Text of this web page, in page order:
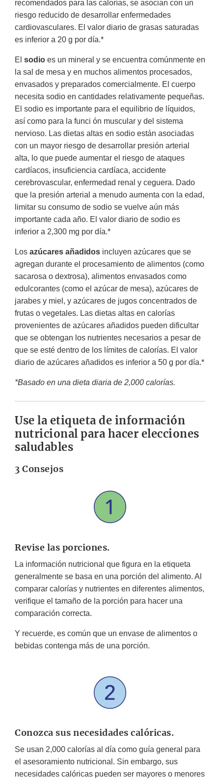
recomendados para las calorías, se asocian con un
riesgo reducido de desarrollar enfermedades
cardiovasculares. El valor diario de grasas saturadas
es inferior a 20 g por día.*
El sodio es un mineral y se encuentra comúnmente en
la sal de mesa y en muchos alimentos procesados,
envasados y preparados comercialmente. El cuerpo
necesita sodio en cantidades relativamente pequeñas.
El sodio es importante para el equilibrio de líquidos,
así como para la funci ón muscular y del sistema
nervioso. Las dietas altas en sodio están asociadas
con un mayor riesgo de desarrollar presión arterial
alta, lo que puede aumentar el riesgo de ataques
cardíacos, insuficiencia cardíaca, accidente
cerebrovascular, enfermedad renal y ceguera. Dado
que la presión arterial a menudo aumenta con la edad,
limitar su consumo de sodio se vuelve aún más
importante cada año. El valor diario de sodio es
inferior a 2,300 mg por día.*
Los azúcares añadidos incluyen azúcares que se
agregan durante el procesamiento de alimentos (como
sacarosa o dextrosa), alimentos envasados como
edulcorantes (como el azúcar de mesa), azúcares de
jarabes y miel, y azúcares de jugos concentrados de
frutas o vegetales. Las dietas altas en calorías
provenientes de azúcares añadidos pueden dificultar
que se obtengan los nutrientes necesarios a pesar de
que se esté dentro de los límites de calorías. El valor
diario de azúcares añadidos es inferior a 50 g por día.*
*Basado en una dieta diaria de 2,000 calorías.
Use la etiqueta de información
nutricional para hacer elecciones
saludables
3 Consejos
Revise las porciones.
La información nutricional que figura en la etiqueta
generalmente se basa en una porción del alimento. Al
comparar calorías y nutrientes en diferentes alimentos,
verifique el tamaño de la porción para hacer una
comparación correcta.
Y recuerde, es común que un envase de alimentos o
bebidas contenga más de una porción.
Conozca sus necesidades calóricas.
Se usan 2,000 calorías al día como guía general para
el asesoramiento nutricional. Sin embargo, sus
necesidades calóricas pueden ser mayores o menores